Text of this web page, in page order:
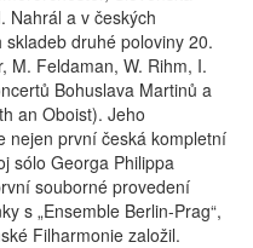
Nahrál a v českých
druhé poloviny 20.
M. Feldaman, W. Rihm, I.
Bohuslava Martinů a
an Oboist). Jeho
nejen první česká kompletní
sólo Georga Philippa
souborné provedení
s „Ensemble Berlin-Prag“,
Filharmonie založil.